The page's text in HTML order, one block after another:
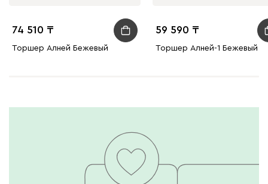
74 510
Торшер Алней Бежевый
59 590
Торшер Алней-1 Бежевый